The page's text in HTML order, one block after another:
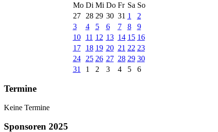
Mo Di Mi Do Fr Sa So
27
28 29 30 31 1
2
3
4 5 6 7 8
9
10
11 12 13 14 15 16
17
18 19 20 21 22 23
24
25 26 27 28 29 30
31
1 2 3 4 5 6
Termine
Keine Termine
Sponsoren 2025